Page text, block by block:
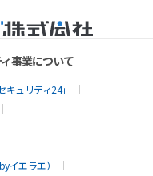
事業について
ュリティ24」
イエラエ）